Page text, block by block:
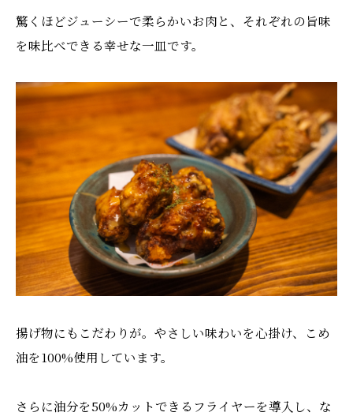
驚くほどジューシーで柔らかいお肉と、それぞれの旨味
を味比べできる幸せな一皿です。
揚げ物にもこだわりが。やさしい味わいを心掛け、こめ
油を100%使用しています。
さらに油分を50%カットできるフライヤーを導入し、な